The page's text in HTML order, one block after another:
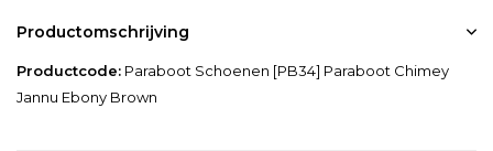
Productomschrijving
Productcode: Paraboot Schoenen [PB34] Paraboot Chimey
Jannu Ebony Brown